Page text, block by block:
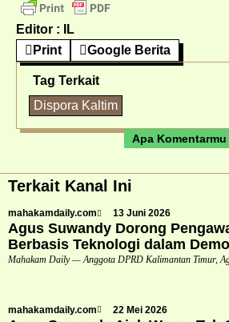
Editor : IL
Print
Google Berita
Tag Terkait
Dispora Kaltim
Apa Komentarmu
Terkait Kanal Ini
mahakamdaily.com 13 Juni 2026
Agus Suwandy Dorong
Berbasis Teknologi dalam
Mahakam Daily — Anggota DPRD Kalimantan Timur,
mahakamdaily.com 22 Mei 2026